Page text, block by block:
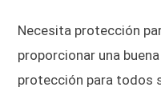
Necesita protección
proporcionar una
protección para todos